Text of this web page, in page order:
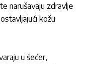
narušavaju zdravlje
kožu
u šećer,